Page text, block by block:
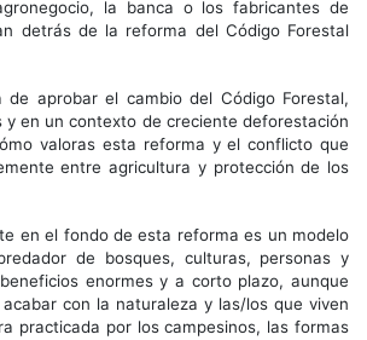
la banca o los fabricantes de
detrás de la reforma del Código Forestal
de aprobar el cambio del Código Forestal,
y en un contexto de creciente deforestación
valoras esta reforma y el conflicto que
entre agricultura y protección de los
en el fondo de esta reforma es un modelo
de bosques, culturas, personas y
enormes y a corto plazo, aunque
con la naturaleza y las/los que viven
practicada por los campesinos, las formas